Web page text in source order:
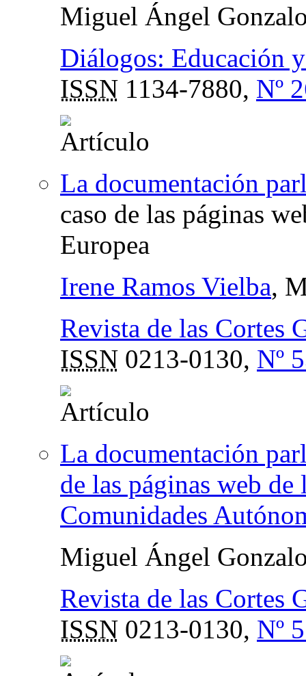
Miguel Ángel
Diálogos: Educación
ISSN 1134-7880, Nº
La documentación
caso de las páginas
Europea
Irene Ramos Vielba,
Revista de las Cortes
ISSN 0213-0130, Nº
La documentación
de las páginas web
Comunidades
Miguel Ángel
Revista de las Cortes
ISSN 0213-0130, Nº